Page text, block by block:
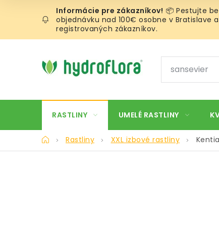
📦 Pestujte
objednávku nad 100€ osobne v Bratislave
registrovaných zákazníkov.
RASTLINY UMELÉ RASTLINY
DomovRastliny XXL izbové rastliny